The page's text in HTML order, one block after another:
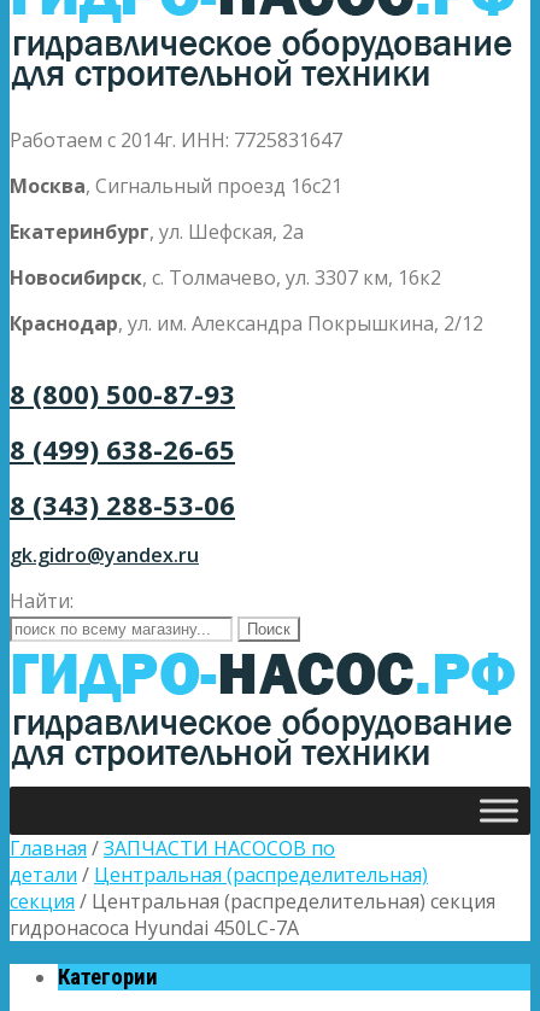
Работаем с 2014г. ИНН: 7725831647
Москва, Сигнальный проезд 16с21
Екатеринбург, ул. Шефская, 2а
Новосибирск, с. Толмачево, ул. 3307 км, 16к2
Краснодар, ул. им. Александра Покрышкина, 2/12
8 (800) 500-87-93
8 (499) 638-26-65
8 (343) 288-53-06
gk.gidro@yandex.ru
Найти:
Главная /ЗАПЧАСТИ НАСОСОВ по
детали / Центральная (распределительная)
секция / Центральная (распределительная) секция
гидронасоса Hyundai 450LC-7A
Категории